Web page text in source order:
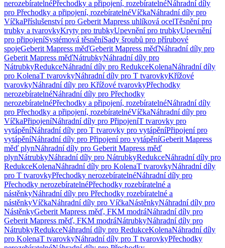
nerozebíratelnéPřechodky a připojení, rozebíratelnéNáhradní díly
pro Přechodky a připojení, rozebíratelnéVíčkaNáhradní díly pro
VíčkaPříslušenství pro Geberit Mapress uhlíková ocelTěsnění pro
trubky a tvarovkyKryty pro trubkyUpevnění pro trubkyUpevnění
pro připojeníSystémová těsněníSady šroubů pro přírubové
spojeGeberit Mapress měďGeberit Mapress měďNáhradní díly pro
Geberit Mapress měďNátrubkyNáhradní díly pro
NátrubkyRedukceNáhradní díly pro RedukceKolenaNáhradní díly
pro KolenaT tvarovkyNáhradní díly pro T tvarovkyKřížové
tvarovkyNáhradní díly pro Křížové tvarovkyPřechodky
nerozebíratelnéNáhradní díly pro Přechodky
nerozebíratelnéPřechodky a připojení, rozebíratelnéNáhradní díly
pro Přechodky a připojení, rozebíratelnéVíčkaNáhradní díly pro
VíčkaPřipojeníNáhradní díly pro PřipojeníT tvarovky pro
vytápěníNáhradní díly pro T tvarovky pro vytápěníPřipojení pro
vytápěníNáhradní díly pro Připojení pro vytápěníGeberit Mapress
měď plynNáhradní díly pro Geberit Mapress měď
plynNátrubkyNáhradní díly pro NátrubkyRedukceNáhradní díly pro
RedukceKolenaNáhradní díly pro KolenaT tvarovkyNáhradní díly
pro T tvarovkyPřechodky nerozebíratelnéNáhradní díly pro
Přechodky nerozebíratelnéPřechodky rozebíratelné a
nástěnkyNáhradní díly pro Přechodky rozebíratelné a
nástěnkyVíčkaNáhradní díly pro VíčkaNástěnkyNáhradní díly pro
NástěnkyGeberit Mapress měď, FKM modráNáhradní díly pro
Geberit Mapress měď, FKM modráNátrubkyNáhradní díly pro
NátrubkyRedukceNáhradní díly pro RedukceKolenaNáhradní díly
pro KolenaT tvarovkyNáhradní díly pro T tvarovkyPřechodky